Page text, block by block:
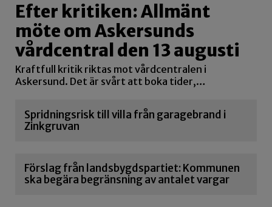
Efter kritiken: Allmänt
möte om Askersunds
vårdcentral den 13 augusti
Kraftfull kritik riktas mot vårdcentralen i
Askersund. Det är svårt att boka tider,…
Spridningsrisk till villa från garagebrand i
Zinkgruvan
Förslag från landsbygdspartiet: Kommunen
ska begära begränsning av antalet vargar